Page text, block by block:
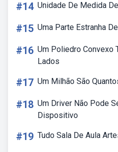
#14 Unidade De Medida
#15 Uma Parte Estranha
#16 Um Poliedro Convexo
Lados
#17 Um Milhão São
#18 Um Driver Não Pode
Dispositivo
#19 Tudo Sala De Aula